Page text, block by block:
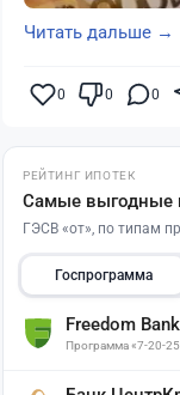
Читать дальше →
0 0 0
РЕЙТИНГ ИПОТЕК
Самые выгодные
ГЭСВ «от», по типам
Госпрограмма
Freedom Bank
Программа «7-20-